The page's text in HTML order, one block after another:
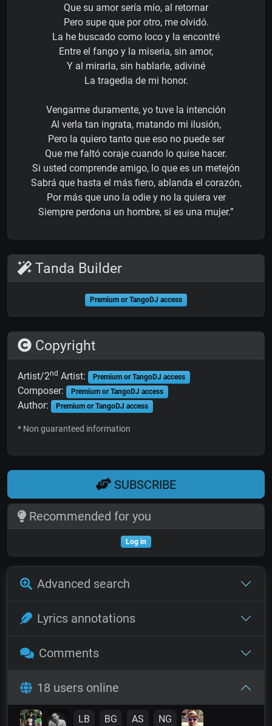
Que su amor sería mío, al retornar
Pero supe que por otro, me olvidó.
La he buscado como loco y la encontré
Entre el fango y la miseria, sin amor,
Y al mirarla, sin hablarle, adiviné
La tragedia de mi honor.
Vengarme duramente, yo tuve la intención
Al verla tan ingrata, matando mi ilusión,
Pero la quiero tanto que eso no puede ser
Que me faltó coraje cuando lo quise hacer.
Si usted comprende amigo, lo que es un metejón
Sabrá que hasta el más fiero, ablanda el corazón,
Por más que uno la odie y no la quiera ver
Siempre perdona un hombre, si es una mujer.”
Tanda Builder
Premium or TangoDJ access
Copyright
Artist/2nd Artist: Premium or TangoDJ access
Composer: Premium or TangoDJ access
Author: Premium or TangoDJ access
* Non guaranteed information
SUBSCRIBE
Recommended for you
Log in
Advanced search
Lyrics annotations
Comments
18 users online
LB BG AS NG